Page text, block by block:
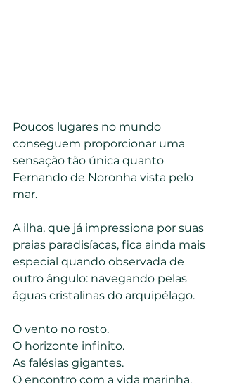
Poucos lugares no mundo
conseguem proporcionar uma
sensação tão única quanto
Fernando de Noronha vista pelo
mar.
A ilha, que já impressiona por suas
praias paradisíacas, fica ainda mais
especial quando observada de
outro ângulo: navegando pelas
águas cristalinas do arquipélago.
O vento no rosto.
O horizonte infinito.
As falésias gigantes.
O encontro com a vida marinha.